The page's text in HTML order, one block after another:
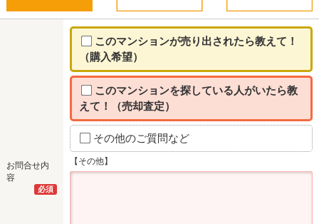
お問合せ内
容
必須
このマンションが売り出されたら教えて！
（購入希望）
このマンションを探している人がいたら教
えて！（売却査定）
その他のご質問など
【その他】